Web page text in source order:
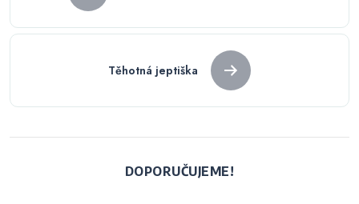
pro
příspěvekTěhotná jeptiška
DOPORUČUJEME!